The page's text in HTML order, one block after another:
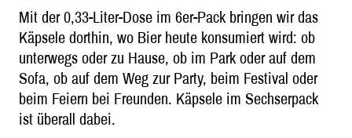
Mit der 0,33-Liter-Dose im 6er-Pack bringen wir das
Käpsele dorthin, wo Bier heute konsumiert wird: ob
unterwegs oder zu Hause, ob im Park oder auf dem
Sofa, ob auf dem Weg zur Party, beim Festival oder
beim Feiern bei Freunden. Käpsele im Sechserpack
ist überall dabei.